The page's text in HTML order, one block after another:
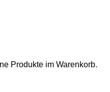
Produkte im Warenkorb.